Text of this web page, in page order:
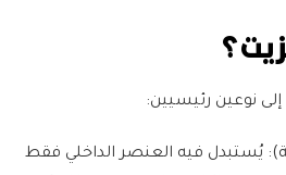
إلى نوعين رئيسيين:
يُستبدل فيه العنصر الداخلي فقط